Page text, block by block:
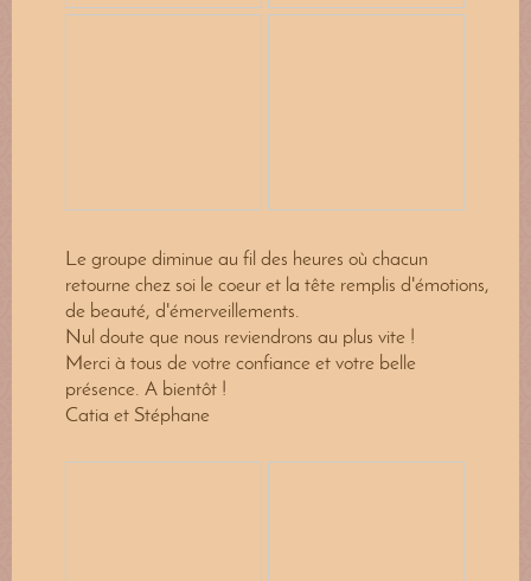
Le groupe diminue au fil des heures où chacun
retourne chez soi le coeur et la tête remplis d'émotions,
de beauté, d'émerveillements.
Nul doute que nous reviendrons au plus vite !
Merci à tous de votre confiance et votre belle
présence. A bientôt !
Catia et Stéphane